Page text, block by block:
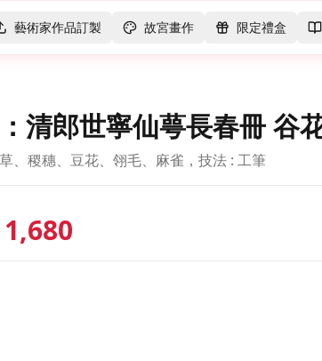
藝術家作品訂製 故宮畫作 限定禮盒
清郎世寧仙萼長春冊 谷
、稷穗、豆花、翎毛、麻雀，技法 : 工筆
1,680